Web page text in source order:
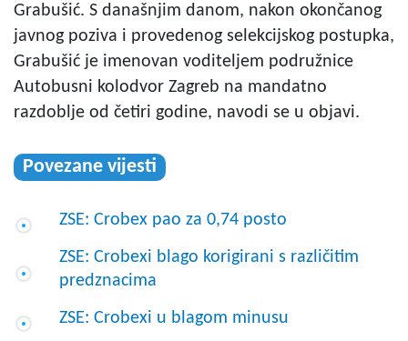
Grabušić. S današnjim danom, nakon okončanog
javnog poziva i provedenog selekcijskog postupka,
Grabušić je imenovan voditeljem podružnice
Autobusni kolodvor Zagreb na mandatno
razdoblje od četiri godine, navodi se u objavi.
Povezane vijesti
ZSE: Crobex pao za 0,74 posto
ZSE: Crobexi blago korigirani s različitim
predznacima
ZSE: Crobexi u blagom minusu